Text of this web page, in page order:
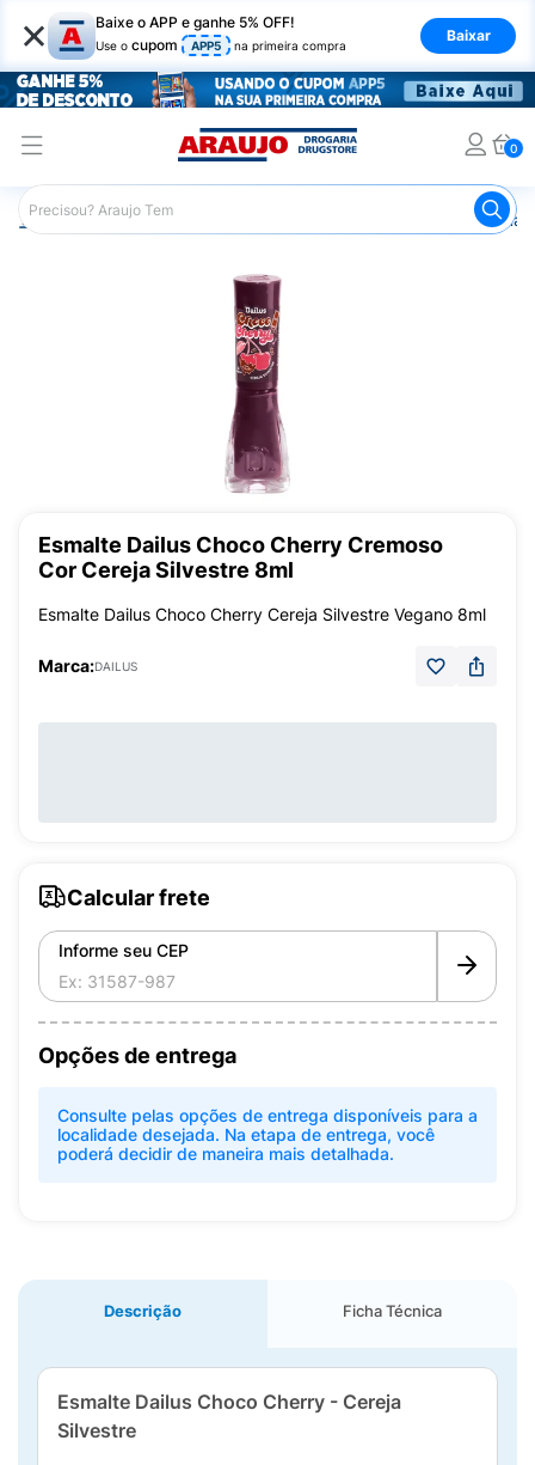
× Baixe o APP e ganhe 5% OFF!
Use o cupom APP5 na primeira compra
Baixar
0
Araujo Beleza e Cuidados
Esmalte Dailus Choco Cherry Cremoso
Cor Cereja Silvestre 8ml
Esmalte Dailus Choco Cherry Cereja Silvestre Vegano 8ml
Marca:DAILUS
Calcular frete
Informe seu CEP
Opções de entrega
Consulte pelas opções de entrega disponíveis para a
localidade desejada. Na etapa de entrega, você
poderá decidir de maneira mais detalhada.
Descrição Ficha Técnica
Esmalte Dailus Choco Cherry - Cereja
Silvestre